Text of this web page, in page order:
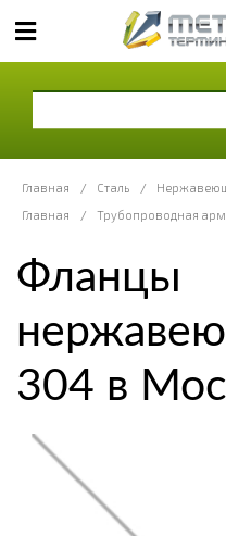
Главная / Сталь /
Главная
/ Трубопроводная
Фланцы
304 в